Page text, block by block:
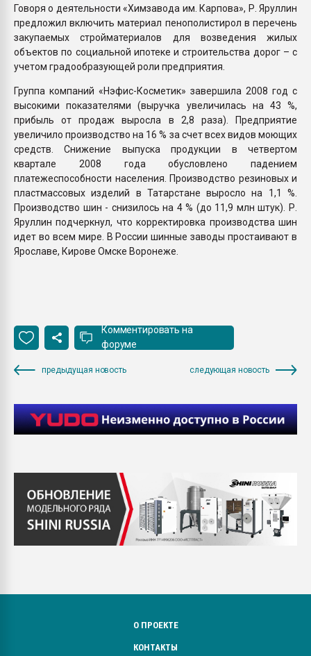
Говоря о деятельности «Химзавода им. Карпова», Р. Яруллин
предложил включить материал пенополистирол в перечень
закупаемых стройматериалов для возведения жилых
объектов по социальной ипотеке и строительства дорог – с
учетом градообразующей роли предприятия.
Группа компаний «Нэфис-Косметик» завершила 2008 год с
высокими показателями (выручка увеличилась на 43 %,
прибыль от продаж выросла в 2,8 раза). Предприятие
увеличило производство на 16 % за счет всех видов моющих
средств. Снижение выпуска продукции в четвертом
квартале 2008 года обусловлено падением
платежеспособности населения. Производство резиновых и
пластмассовых изделий в Татарстане выросло на 1,1 %.
Производство шин - снизилось на 4 % (до 11,9 млн штук). Р.
Яруллин подчеркнул, что корректировка производства шин
идет во всем мире. В России шинные заводы простаивают в
Ярославе, Кирове Омске Воронеже.
Комментировать на
форуме
предыдущая новость следующая новость
О ПРОЕКТЕ
КОНТАКТЫ